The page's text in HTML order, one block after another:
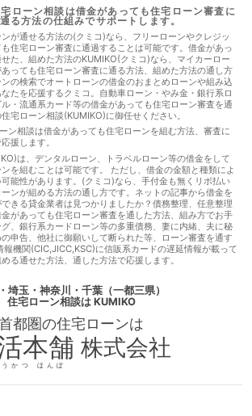
審査 住宅ローン審査に通る
住宅ローン
住宅ローン相談 住宅購入
使用者責任
個人信用情報 借地借家法
借地権
もローンに通った
借金あってもローンに通
ローンに通る方法
借金あってもローン審査
てもローン審査に通る方法
借金あっても住
借金あっても住宅ローンに通る方法
借金あ
査に通る
借金あっても住宅ローン審査に通
ても審査に通る
借金あっても審査に通る方
通る 借金あっても通る方法
借金があっ
借金があってもローンに通る方法
に通る
借金があってもローン審査に通る方
も住宅ローンに通る
借金があっても住宅ロ
借金があっても住宅ローンを組む
借金があ
査に通る
借金があっても住宅ローン審査に
あっても住宅ローン審査に通る方法
借金が
審査に通過することは可能
借金があっても
があっても審査に通る
借金があっても審査
があっても通る 借金があっても通る
借
法
借金があってローンに通る
法
借金があってローン審査に通る
に通る方法
借金があって住宅ローンに通
住宅ローンに通る方法
借金があって住宅ロ
借金があって住宅ローン審査に通る方法
る
借金があって審査に通る方法
があって通る方法 停止条件
譲渡 入札
ローン相談は借金があっても住宅ローン審査に
る方法の仕組みでサポートします。
が通せる方法の(クミコ)なら、フリーローンやクレジッ
住宅ローン審査に通過することは可能です。借金があっ
た、組めた方法のKUMIKO(クミコ)なら、マイカーロー
っても住宅ローン審査に通る方法、組めた方法の通し方
の検索でオートローンの借金のおまとめローンや組み込
たを応援するクミコ。自動車ローン・やみ金・銀行系ロ
・流通系カード等の借金があっても住宅ローン審査を通
宅ローン相談(KUMIKO)に御任せください。
ン相談は借金があっても住宅ローンを組む方法、審査に
援します。
は、デンタルローン、トラベルローン等の借金をして
を組むことは可能です。 ただし、借金の金額と種類によ
能性があります。(クミコ)なら、手付金も無くリボ払い
ンが組める方法の通し方です。ネットの記事から借金を
きる貸金業者は見つかりましたか？債務整理、任意整理
があっても住宅ローン審査を通した方法、組み方でお手
、銀行系カードローン等の多重債務、妻に内緒、夫に秘
申告、他社に御願いして断られた等、ローン審査を通す
報機関(CIC,JICC,KSC)に信販系カードの遅延情報が載って
る通せた方法、通した方法で応援します。
埼玉・神奈川・千葉（一都三県）
住宅ローン相談は KUMIKO
都圏の住宅ローンは
本舗
うかつ ほんぽ
株式会社